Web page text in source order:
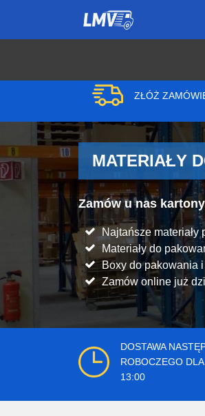
ZŁÓŻ
MATERIAŁY
Zamów u nas
Najtańsze
Materiały do
Boxy do pakowania
Zamów online już
DOSTAWA
ROBOCZEGO
13:00